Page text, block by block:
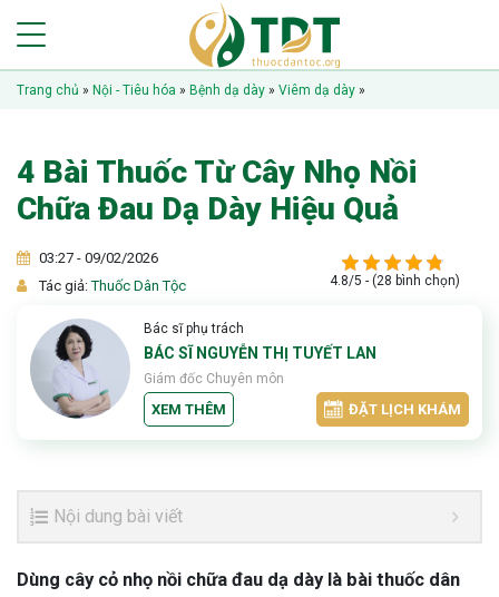
Trang chủ » Nội - Tiêu hóa » Bệnh dạ dày » Viêm dạ dày »
4 Bài Thuốc Từ Cây Nhọ Nồi
Chữa Đau Dạ Dày Hiệu Quả
03:27 - 09/02/2026
Tác giả:Thuốc Dân Tộc 4.8/5 - (28 bình chọn)
Bác sĩ phụ trách
BÁC SĨ NGUYỄN THỊ TUYẾT LAN
Giám đốc Chuyên môn
XEM THÊM ĐẶT LỊCH KHÁM
Nội dung bài viết
Dùng cây cỏ nhọ nồi chữa đau dạ dày là bài thuốc dân